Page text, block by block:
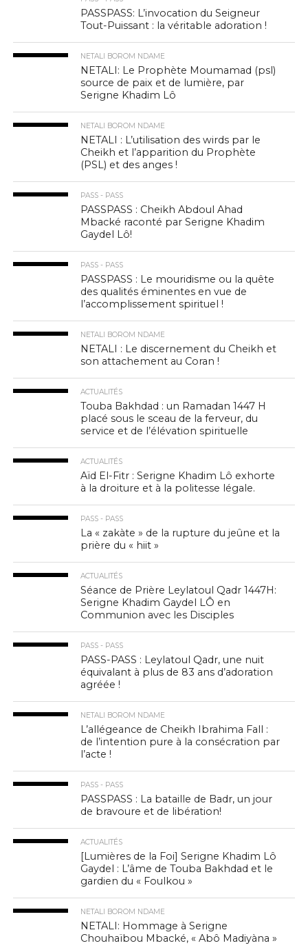
PASSPASS: L’invocation du Seigneur
Tout-Puissant : la véritable adoration !
NETALI BOROM NDAME
NETALI: Le Prophète Moumamad (psl)
source de paix et de lumière, par
Serigne Khadim Lô
NETALI BOROM NDAME
NETALI : L’utilisation des wirds par le
Cheikh et l’apparition du Prophète
(PSL) et des anges !
PASS - PASS
PASSPASS : Cheikh Abdoul Ahad
Mbacké raconté par Serigne Khadim
Gaydel Lô!
PASS - PASS
PASSPASS : Le mouridisme ou la quête
des qualités éminentes en vue de
l’accomplissement spirituel !
NETALI BOROM NDAME
NETALI : Le discernement du Cheikh et
son attachement au Coran !
ACTUALITÉS
Touba Bakhdad : un Ramadan 1447 H
placé sous le sceau de la ferveur, du
service et de l’élévation spirituelle
ACTUALITÉS
Aïd El-Fitr : Serigne Khadim Lô exhorte
à la droiture et à la politesse légale.
PASS - PASS
La « zakàte » de la rupture du jeûne et la
prière du « hiit »
ACTUALITÉS
Séance de Prière Leylatoul Qadr 1447H:
Serigne Khadim Gaydel LÔ en
Communion avec les Disciples
PASS - PASS
PASS-PASS : Leylatoul Qadr, une nuit
équivalant à plus de 83 ans d’adoration
agréée !
NETALI BOROM NDAME
L’allégeance de Cheikh Ibrahima Fall :
de l’intention pure à la consécration par
l’acte !
PASS - PASS
PASSPASS : La bataille de Badr, un jour
de bravoure et de libération!
ACTUALITÉS
[Lumières de la Foi] Serigne Khadim Lô
Gaydel : L’âme de Touba Bakhdad et le
gardien du « Foulkou »
NETALI BOROM NDAME
NETALI: Hommage à Serigne
Chouhaïbou Mbacké, « Abô Madiyàna »